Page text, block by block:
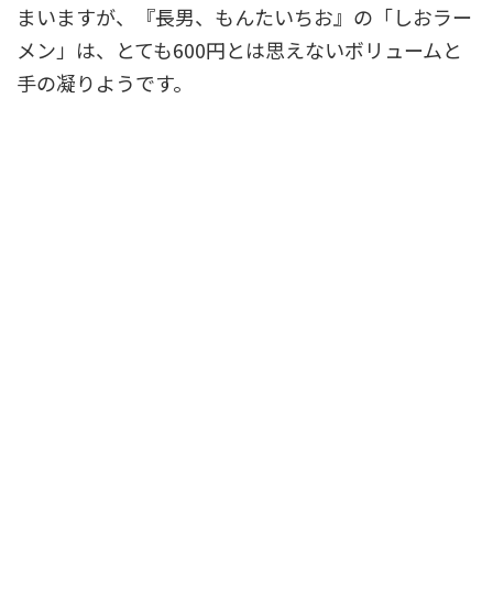
まいますが、『長男、もんたいちお』の「しおラー
メン」は、
とても600円とは思えないボリュームと
手の凝りようです。